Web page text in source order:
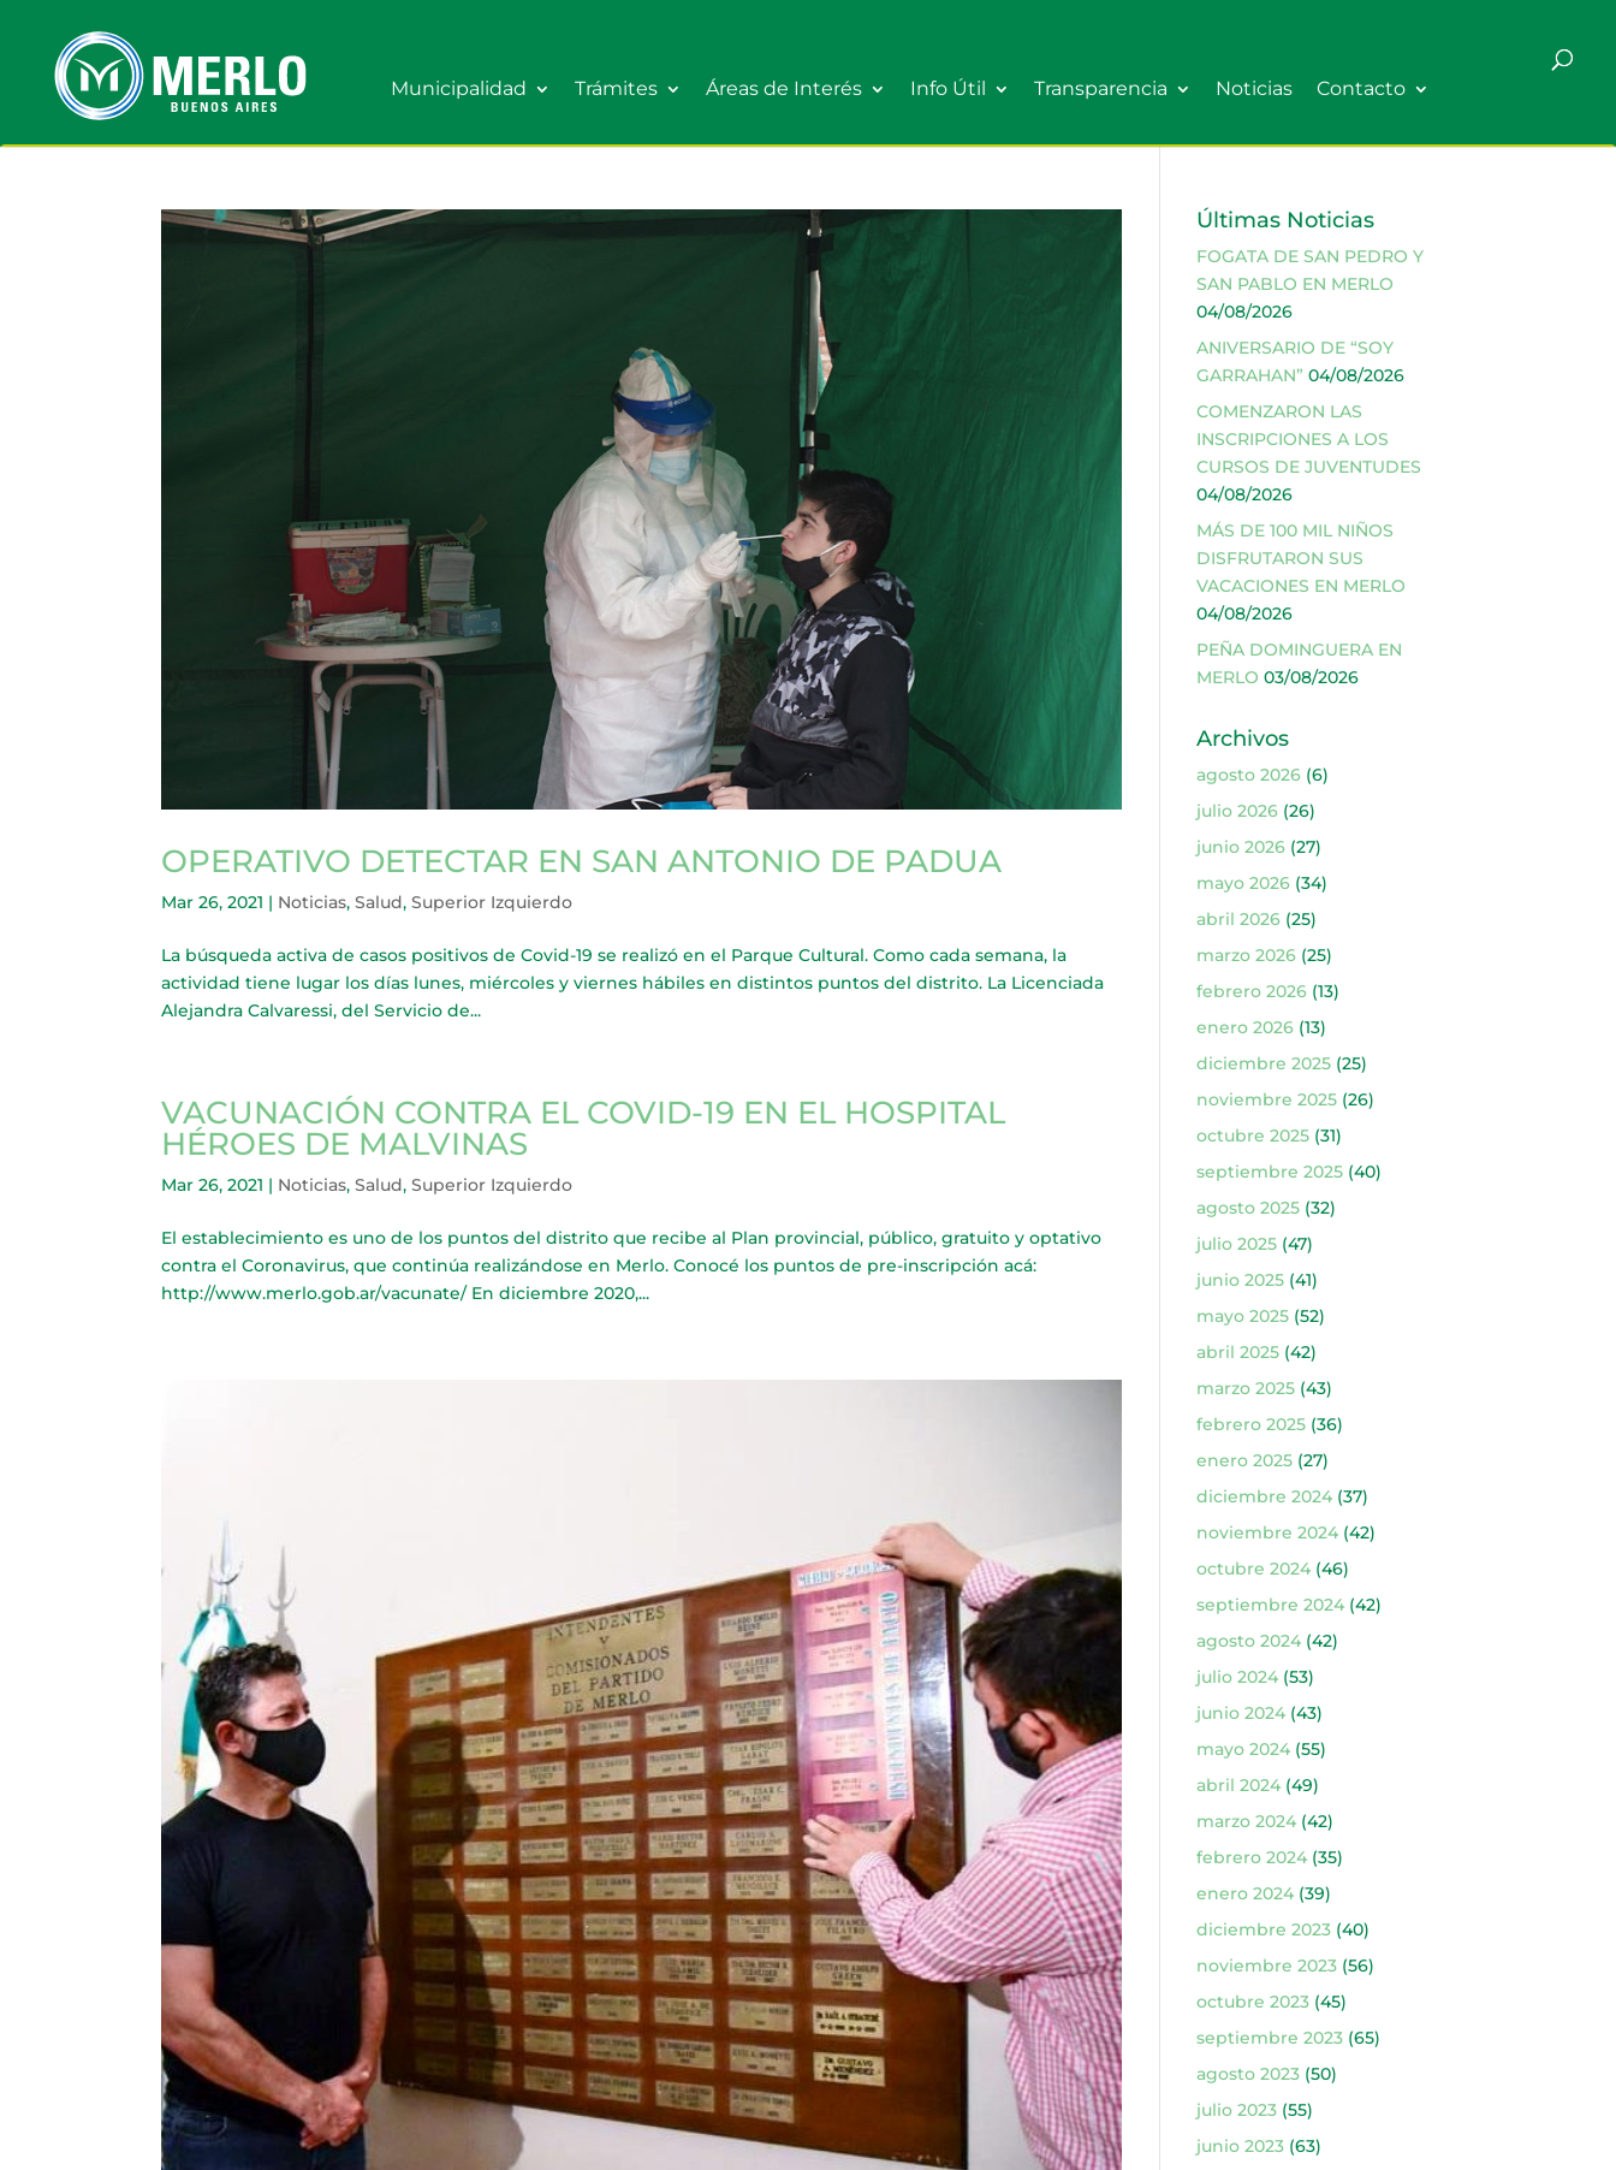
Municipalidad Trámites Áreas de Interés Info Útil Transparencia Noticias Contacto
OPERATIVO DETECTAR EN SAN ANTONIO DE PADUA
Mar 26, 2021 | Noticias,Salud,Superior Izquierdo
La búsqueda activa de casos positivos de Covid-19 se realizó en el Parque Cultural. Como cada semana, la
actividad tiene lugar los días lunes, miércoles y viernes hábiles en distintos puntos del distrito. La Licenciada
Alejandra Calvaressi, del Servicio de...
VACUNACIÓN CONTRA EL COVID-19 EN EL HOSPITAL
HÉROES DE MALVINAS
Mar 26, 2021 | Noticias,Salud,Superior Izquierdo
El establecimiento es uno de los puntos del distrito que recibe al Plan provincial, público, gratuito y optativo
contra el Coronavirus, que continúa realizándose en Merlo. Conocé los puntos de pre-inscripción acá:
http://www.merlo.gob.ar/vacunate/ En diciembre 2020,...
Últimas Noticias
FOGATA DE SAN PEDRO Y
SAN PABLO EN MERLO
04/08/2026
ANIVERSARIO DE “SOY
GARRAHAN” 04/08/2026
COMENZARON LAS
INSCRIPCIONES A LOS
CURSOS DE JUVENTUDES
04/08/2026
MÁS DE 100 MIL NIÑOS
DISFRUTARON SUS
VACACIONES EN MERLO
04/08/2026
PEÑA DOMINGUERA EN
MERLO 03/08/2026
Archivos
agosto 2026(6)
julio 2026(26)
junio 2026(27)
mayo 2026(34)
abril 2026(25)
marzo 2026(25)
febrero 2026(13)
enero 2026(13)
diciembre 2025(25)
noviembre 2025(26)
octubre 2025(31)
septiembre 2025(40)
agosto 2025(32)
julio 2025(47)
junio 2025(41)
mayo 2025(52)
abril 2025(42)
marzo 2025(43)
febrero 2025(36)
enero 2025(27)
diciembre 2024(37)
noviembre 2024(42)
octubre 2024(46)
septiembre 2024(42)
agosto 2024(42)
julio 2024(53)
junio 2024(43)
mayo 2024(55)
abril 2024(49)
marzo 2024(42)
febrero 2024(35)
enero 2024(39)
diciembre 2023(40)
noviembre 2023(56)
octubre 2023(45)
septiembre 2023(65)
agosto 2023(50)
julio 2023(55)
junio 2023(63)